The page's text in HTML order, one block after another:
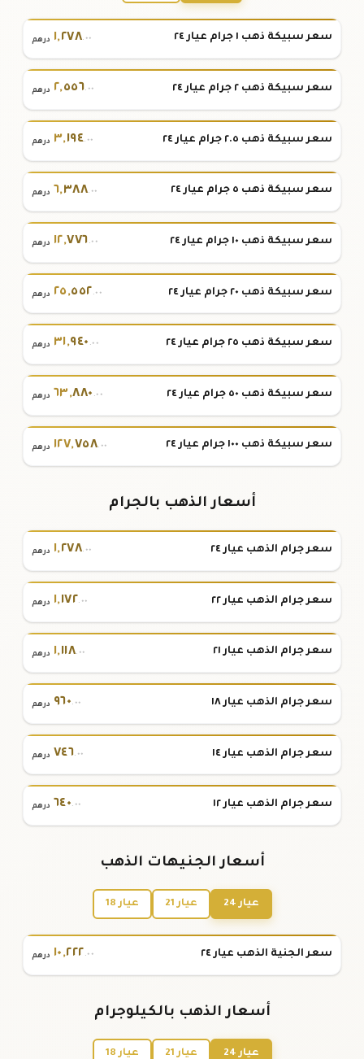
سعر سبيكة ذهب ١ جرام عيار ٢٤ ١,٢٧٨.٠٠ درهم
سعر سبيكة ذهب ٢ جرام عيار ٢٤ ٢,٥٥٦.٠٠ درهم
سعر سبيكة ذهب ٢.٥ جرام عيار ٢٤ ٣,١٩٤.٠٠ درهم
سعر سبيكة ذهب ٥ جرام عيار ٢٤ ٦,٣٨٨.٠٠ درهم
سعر سبيكة ذهب ١٠ جرام عيار ٢٤ ١٢,٧٧٦.٠٠ درهم
سعر سبيكة ذهب ٢٠ جرام عيار ٢٤ ٢٥,٥٥٢.٠٠ درهم
سعر سبيكة ذهب ٢٥ جرام عيار ٢٤ ٣١,٩٤٠ .٠٠ درهم
سعر سبيكة ذهب ٥٠ جرام عيار ٢٤ ٦٣,٨٨٠ .٠٠ درهم
سعر سبيكة ذهب ١٠٠ جرام عيار ٢٤ ١٢٧,٧٥٨.٠٠ درهم
أسعار الذهب بالجرام
سعر جرام الذهب عيار ٢٤ ١,٢٧٨.٠٠ درهم
سعر جرام الذهب عيار ٢٢ ١,١٧٢.٠٠ درهم
سعر جرام الذهب عيار ٢١ ١,١١٨.٠٠ درهم
سعر جرام الذهب عيار ١٨ ٩٦٠.٠٠ درهم
سعر جرام الذهب عيار ١٤ ٧٤٦.٠٠ درهم
سعر جرام الذهب عيار ١٢ ٦٤٠.٠٠ درهم
أسعار الجنيهات الذهب
عيار 24 عيار 21 عيار 18
سعر الجنية الذهب عيار ٢٤ ١٠,٢٢٢.٠٠ درهم
أسعار الذهب بالكيلوجرام
عيار 24 عيار 21 عيار 18